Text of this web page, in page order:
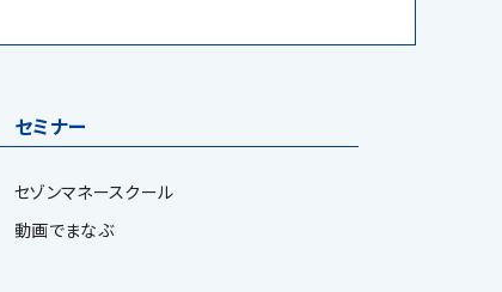
セミナー
セゾンマネースクール
動画でまなぶ